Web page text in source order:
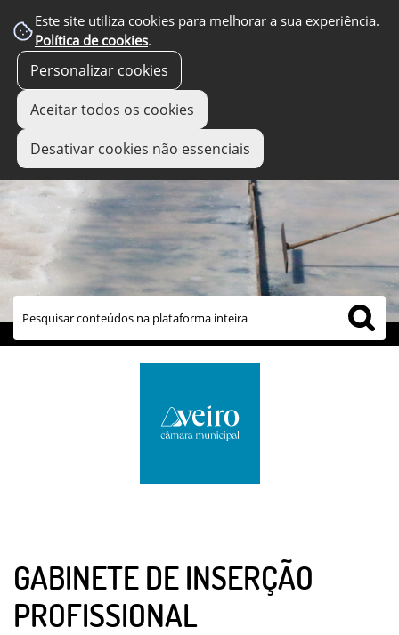
Este site utiliza cookies para melhorar a sua experiência.
Política de cookies.
Personalizar cookies
Aceitar todos os cookies
Desativar cookies não essenciais
links úteis
GABINETE DE INSERÇÃO
PROFISSIONAL